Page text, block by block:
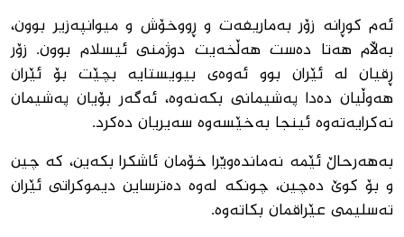
ئه‌م کوڕانه‌ زۆر به‌ماریفه‌ت و ڕووخۆش و میوانپه‌زیر بوون،
به‌ڵام هه‌تا ده‌ست هه‌ڵخه‌یت دوژمنى ئیسلام بوون. زۆر
ڕقیان له‌ ئێران بوو ئه‌وه‌ى بیویستایه‌ بچێت بۆ ئێران
هه‌وڵیان ده‌دا په‌شیمانى بکه‌نه‌وه‌، ئه‌گه‌ر بۆیان په‌شیمان
نه‌کرایه‌ته‌وه‌ ئینجا به‌خێسه‌وه‌ سه‌یریان ده‌کرد.
به‌هه‌رحاڵ ئێمه‌ نه‌مانده‌وێرا خۆمان ئاشکرا بکه‌ین، که‌ چین
و بۆ کوێ ده‌چین، چونکه‌ له‌وه‌ ده‌ترساین دیموکراتى ئێران
ته‌سلیمى عێراقمان بکاته‌وه‌.